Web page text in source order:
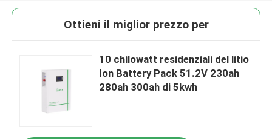
Ottieni il miglior prezzo per
10 chilowatt residenziali del litio
Ion Battery Pack 51.2V 230ah
280ah 300ah di 5kwh